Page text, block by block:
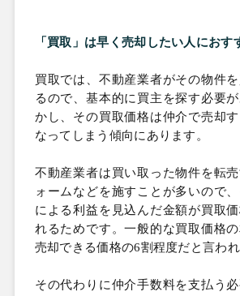
「買取」は早く売却したい人におす
買取では、不動産業者がその物件
るので、基本的に買主を探す必要
かし、その買取価格は仲介で売却
なってしまう傾向にあります。
不動産業者は買い取った物件を転
ォームなどを施すことが多いので
による利益を見込んだ金額が買取
れるためです。一般的な買取価格
売却できる価格の6割程度だと言われ
その代わりに仲介手数料を支払う